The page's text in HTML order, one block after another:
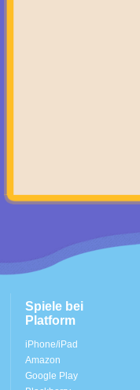
Spiele bei
Platform
iPhone/iPad
Amazon
Google Play